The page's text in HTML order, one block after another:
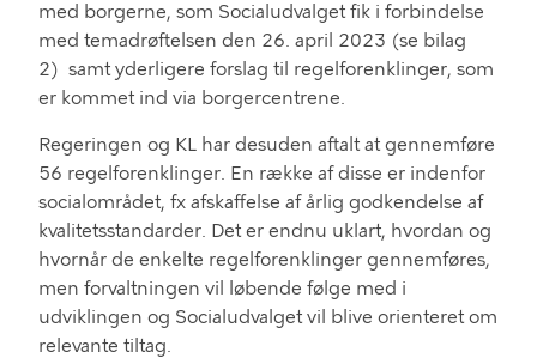
med borgerne, som Socialudvalgetfik i forbindelse
med temadrøftelsen den 26. april 2023 (se bilag
2) samt yderligere forslag til regelforenklinger, som
er kommet ind via borgercentrene.
Regeringen og KL har desuden aftaltat gennemføre
56 regelforenklinger. En række af disse er indenfor
socialområdet, fx afskaffe lse afårlig godkendelse af
kvalitetsstandarder. Det er endnu uklart, hvordan og
hvornår de enkelte regelforenklinger gennemføres,
men forvaltningen vil
løbende følge med i
udviklingen og Socialudvalgetvil blive orienteretom
relevante tiltag.